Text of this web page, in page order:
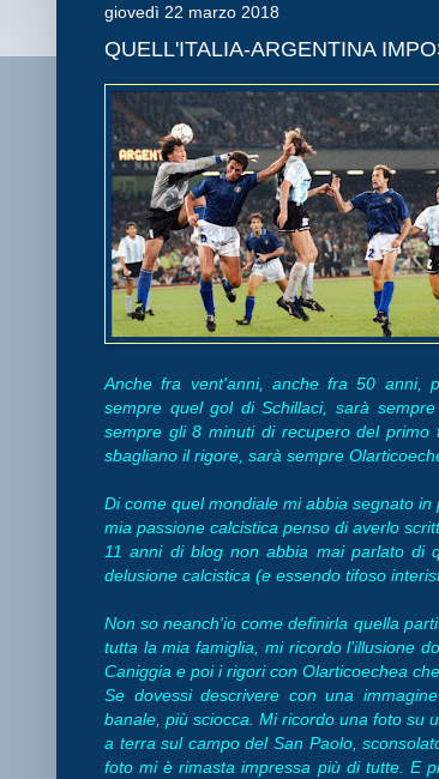
giovedì 22 marzo 2018
QUELL'ITALIA-ARGENTINA
Anche fra vent'anni, anche fra 50 anni,
sempre quel gol di Schillaci, sarà
sempre gli 8 minuti di recupero del primo
sbagliano il rigore, sarà sempre
Di come quel mondiale mi abbia segnato
mia passione calcistica penso di averlo
11 anni di blog non abbia mai parlato di
delusione calcistica (e essendo tifoso
Non so neanch'io come definirla quella
tutta la mia famiglia, mi ricordo l'illusione
Caniggia e poi i rigori con Olarticoechea
Se dovessi descrivere con una
banale, più sciocca. Mi ricordo una foto su
a terra sul campo del San Paolo,
foto mi è rimasta impressa più di tutte. E